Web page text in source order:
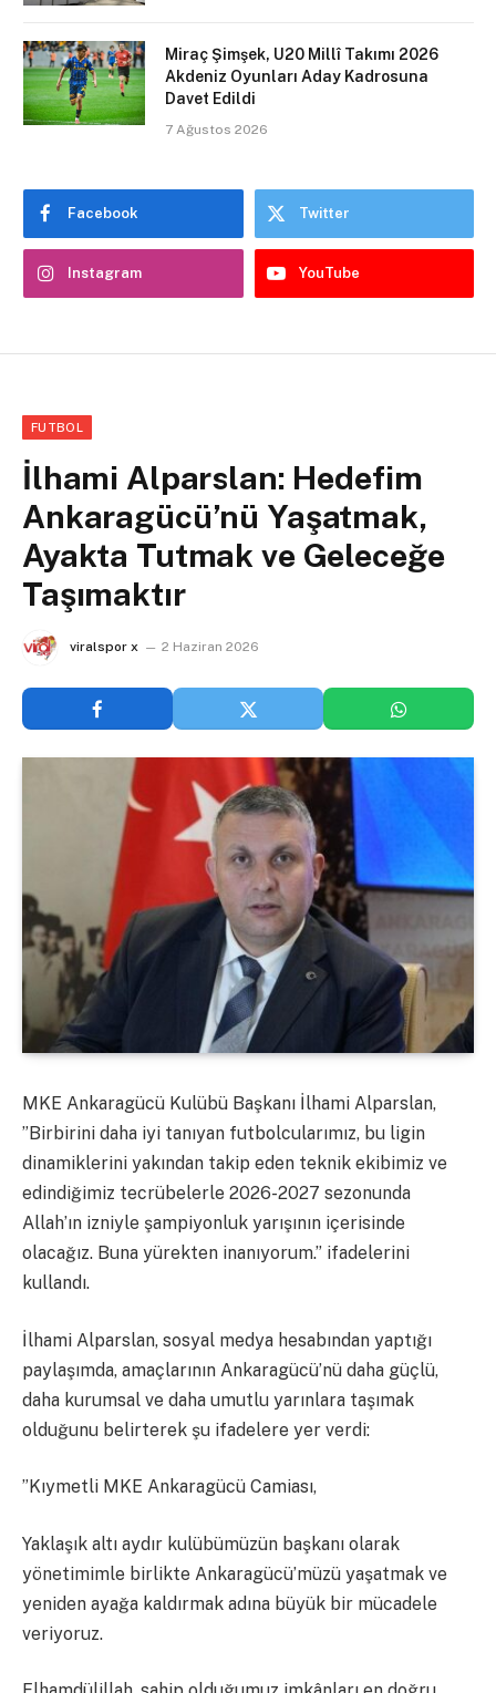
Miraç Şimşek, U20 Millî Takımı 2026
Akdeniz Oyunları Aday Kadrosuna
Davet Edildi
7 Ağustos 2026
Facebook Twitter
Instagram YouTube
FUTBOL
İlhami Alparslan: Hedefim
Ankaragücü’nü Yaşatmak,
Ayakta Tutmak ve Geleceğe
Taşımaktır
viralspor x 2 Haziran 2026
MKE Ankaragücü Kulübü Başkanı İlhami Alparslan,
”Birbirini daha iyi tanıyan futbolcularımız, bu ligin
dinamiklerini yakından takip eden teknik ekibimiz ve
edindiğimiz tecrübelerle 2026-2027 sezonunda
Allah’ın izniyle şampiyonluk yarışının içerisinde
olacağız. Buna yürekten inanıyorum.” ifadelerini
kullandı.
İlhami Alparslan, sosyal medya hesabından yaptığı
paylaşımda, amaçlarının Ankaragücü’nü daha güçlü,
daha kurumsal ve daha umutlu yarınlara taşımak
olduğunu belirterek şu ifadelere yer verdi:
”Kıymetli MKE Ankaragücü Camiası,
Yaklaşık altı aydır kulübümüzün başkanı olarak
yönetimimle birlikte Ankaragücü’müzü yaşatmak ve
yeniden ayağa kaldırmak adına büyük bir mücadele
veriyoruz.